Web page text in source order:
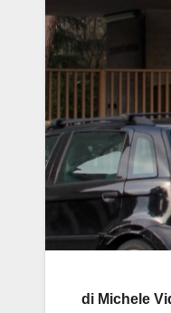
di Michele